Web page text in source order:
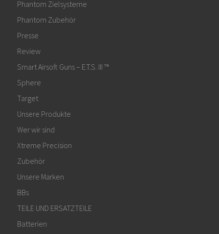
Phantom Zielsysteme
Phantom Zubehör
Presse
Review
Smart Airsoft Guns – E.T.S. III ™
Sphere
Target
Unsere Produkte
Wer wir sind
Xtreme Precision
Zubehör
Unsere Marken
BBs
TEILE UND ERSATZTEILE
Batterien